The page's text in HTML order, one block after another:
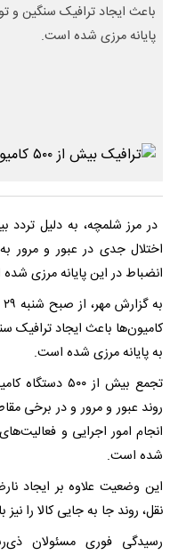
باعث ایجاد ترافیک سنگین و
پایانه مرزی شده است.
اختلال جدی در عبور و
انضباط در این پایانه مرزی
کامیون‌ها باعث ایجاد ترافیک
به پایانه مرزی شده است.
تجمع بیش از
روند عبور و مرور و در برخی
انجام امور اجرایی و
شده است.
این وضعیت علاوه بر ایجاد
نقل، روند جا به‌ جایی کالا را
رسیدگی فوری مسئولان